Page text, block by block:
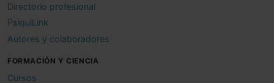
Directorio profesional
PsiquiLink
Autores y colaboradores
FORMACIÓN Y CIENCIA
Cursos